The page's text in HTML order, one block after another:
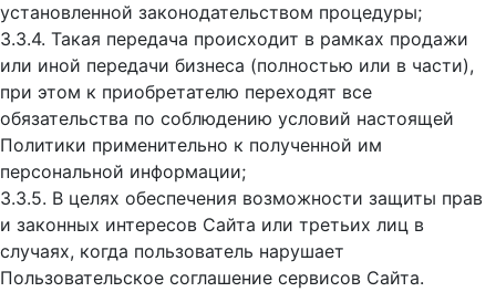
установленной законодательством процедуры;
3.3.4. Такая передача происходит в рамках продажи
или иной передачи бизнеса (полностью или в части),
при этом к приобретателю переходят все
обязательства по соблюдению условий настоящей
Политики применительно к полученной им
персональной информации;
3.3.5. В целях обеспечения возможности защиты прав
и законных интересов Сайта или третьих лиц в
случаях, когда пользователь нарушает
Пользовательское соглашение сервисов Сайта.